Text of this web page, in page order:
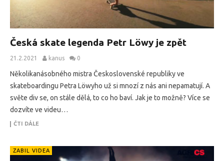
Česká skate legenda Petr Löwy je zpět
21.2.2021 kanus 0
Několikanásobného mistra Československé republiky ve
skateboardingu Petra Löwyho už si mnozí z nás ani nepamatují. A
světe div se, on stále dělá, to co ho baví. Jak je to možně? Více se
dozvíte ve videu…
ČTI DÁLE
ZABIL VIDEA